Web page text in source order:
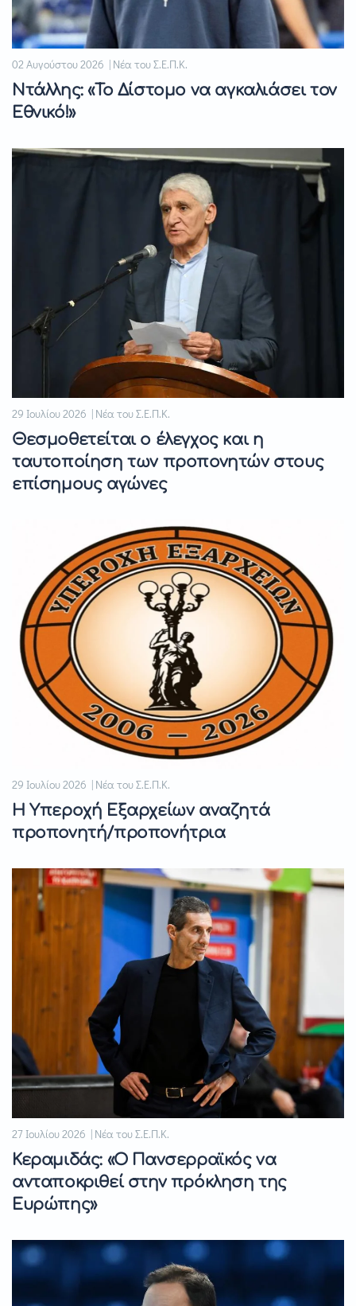
02 Αυγούστου 2026 | Νέα του Σ.Ε.Π.Κ.
Ντάλλης: «Το Δίστομο να αγκαλιάσει τον
Εθνικό!»
29 Ιουλίου 2026 | Νέα του Σ.Ε.Π.Κ.
Θεσμοθετείται ο έλεγχος και η
ταυτοποίηση των προπονητών στους
επίσημους αγώνες
29 Ιουλίου 2026 | Νέα του Σ.Ε.Π.Κ.
Η Υπεροχή Εξαρχείων αναζητά
προπονητή/προπονήτρια
27 Ιουλίου 2026 | Νέα του Σ.Ε.Π.Κ.
Κεραμιδάς: «Ο Πανσερραϊκός να
ανταποκριθεί στην πρόκληση της
Ευρώπης»